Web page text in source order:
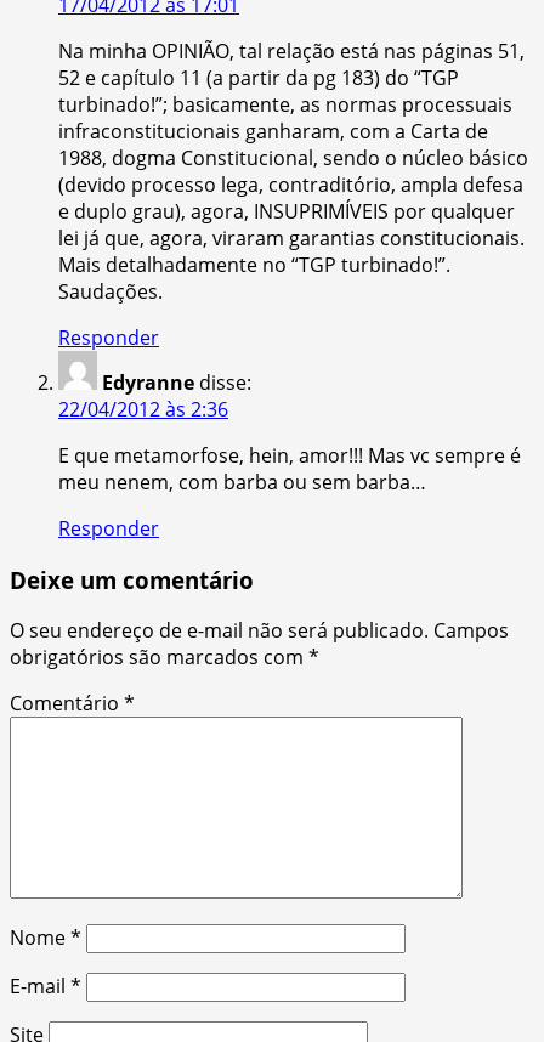
Na minha OPINIÃO, tal relação está nas páginas 51,
52 e capítulo 11 (a partir da pg 183) do “TGP
turbinado!”; basicamente, as normas processuais
infraconstitucionais ganharam, com a Carta de
1988, dogma Constitucional, sendo o núcleo básico
(devido processo lega, contraditório, ampla defesa
e duplo grau), agora, INSUPRIMÍVEIS por qualquer
lei já que, agora, viraram garantias constitucionais.
Mais detalhadamente no “TGP turbinado!”.
Saudações.
Responder
Edyranne disse:
22/04/2012 às 2:36
E que metamorfose, hein, amor!!! Mas vc sempre é
meu nenem, com barba ou sem barba…
Responder
Deixe um comentário
O seu endereço de e-mail não será publicado. Campos
obrigatórios são marcados com *
Comentário *
Nome*
E-mail *
Site